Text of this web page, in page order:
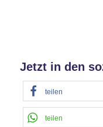
Jetzt in den
teilen
teilen